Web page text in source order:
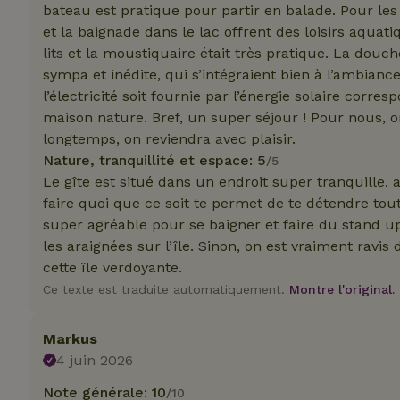
bateau est pratique pour partir en balade. Pour
et la baignade dans le lac offrent des loisirs
lits et la moustiquaire était très pratique. La
sympa et inédite, qui s’intégraient bien à
l’électricité soit fournie par l’énergie solaire
maison nature. Bref, un super séjour ! Pour nous,
longtemps, on reviendra avec plaisir.
Nature, tranquillité et espace: 5/5
Le gîte est situé dans un endroit super
faire quoi que ce soit te permet de te détendre
super agréable pour se baigner et faire du stand
les araignées sur l’île. Sinon, on est vraiment
cette île verdoyante.
Ce texte est traduite automatiquement. Montre l'original.
Markus
4 juin 2026
Note générale: 10/10
_ga
_ga_JRK1QL37RY
__Secure-
ROLLOUT_TOKEN
Nom
_gcl_au
IDE
test_cookie
Nom
group-locations
_cfuvid
_nhft_open-gds-
Nom
__Secure-YNID